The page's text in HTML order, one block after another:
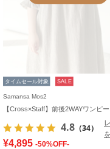
タイムセール対象 SALE
Samansa Mos2
【Cross×Staff】前後2WAYワンピー
4.8 （34）
¥4,895 -50%OFF-